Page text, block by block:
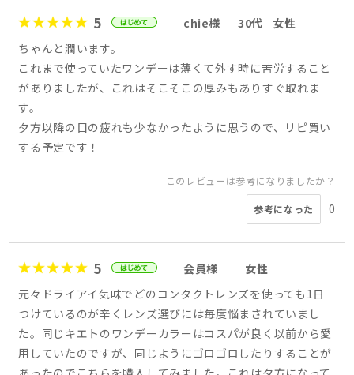
5 chie様 30代
女性
ちゃんと潤います。
これまで使っていたワンデーは薄くて外す時に苦労すること
がありましたが、これはそこそこの厚みもありすぐ取れま
す。
夕方以降の目の疲れも少なかったように思うので、リピ買い
する予定です！
このレビューは参考になりましたか？
参考になった 0
5 会員様
女性
元々ドライアイ気味でどのコンタクトレンズを使っても1日
つけているのが辛くレンズ選びには毎度悩まされていまし
た。同じキエトのワンデーカラーはコスパが良く以前から愛
用していたのですが、同じようにゴロゴロしたりすることが